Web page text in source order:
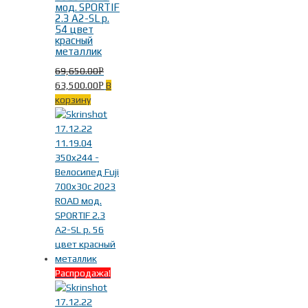
Алюминий
Бирюзовый
Красный(5)
Серебряный
мод. SPORTIF
2.3 A2-SL р.
54 цвет
красный
металлик
69,650.00Р
63,500.00Р В
корзину
Распродажа!